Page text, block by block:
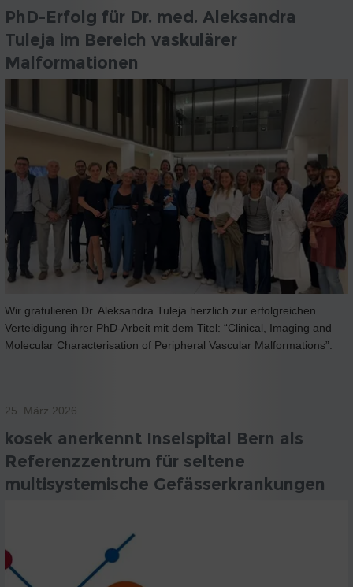
PhD-Erfolg für Dr. med. Aleksandra
Tuleja im Bereich vaskulärer
Malformationen
Wir gratulieren Dr. Aleksandra Tuleja herzlich zur erfolgreichen
Verteidigung ihrer PhD-Arbeit mit dem Titel: “Clinical, Imaging and
Molecular Characterisation of Peripheral Vascular Malformations”.
25. März 2026
kosek anerkennt Inselspital Bern als
Referenzzentrum für seltene
multisystemische Gefässerkrankungen